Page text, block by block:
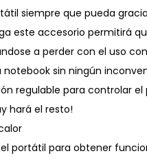
siempre que pueda
este accesorio permitirá
a perder con el uso
sin ningún
regulable para controlar el
hará el resto!
portátil para obtener